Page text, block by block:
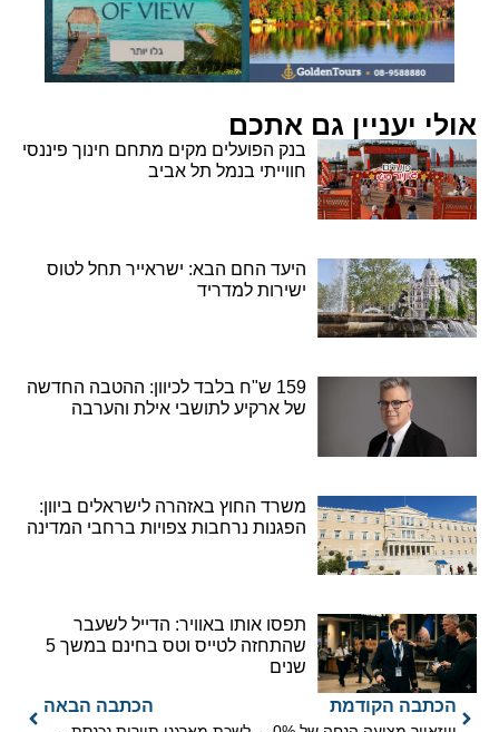
אולי יעניין גם אתכם
בנק הפועלים מקים מתחם חינוך פיננסי
חווייתי בנמל תל אביב
היעד החם הבא: ישראייר תחל לטוס
ישירות למדריד
159 ש"ח בלבד לכיוון: ההטבה החדשה
של ארקיע לתושבי אילת והערבה
משרד החוץ באזהרה לישראלים ביוון:
הפגנות נרחבות צפויות ברחבי המדינה
תפסו אותו באוויר: הדייל לשעבר
שהתחזה לטייס וטס בחינם במשך 5
שנים
הכתבה הקודמת הכתבה הבאה